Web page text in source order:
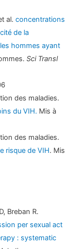
al.concentrations
de la
hommes ayant
Sci Transl
des maladies.
du VIH. Mis à
des maladies.
risque de VIH. Mis
Breban R.
per sexual act
: systematic